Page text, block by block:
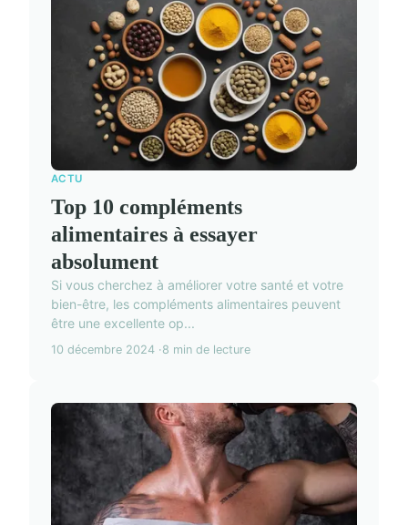
ACTU
Top 10 compléments
alimentaires à essayer
absolument
Si vous cherchez à améliorer votre santé et votre
bien-être, les compléments alimentaires peuvent
être une excellente op...
10 décembre 2024 8 min de lecture